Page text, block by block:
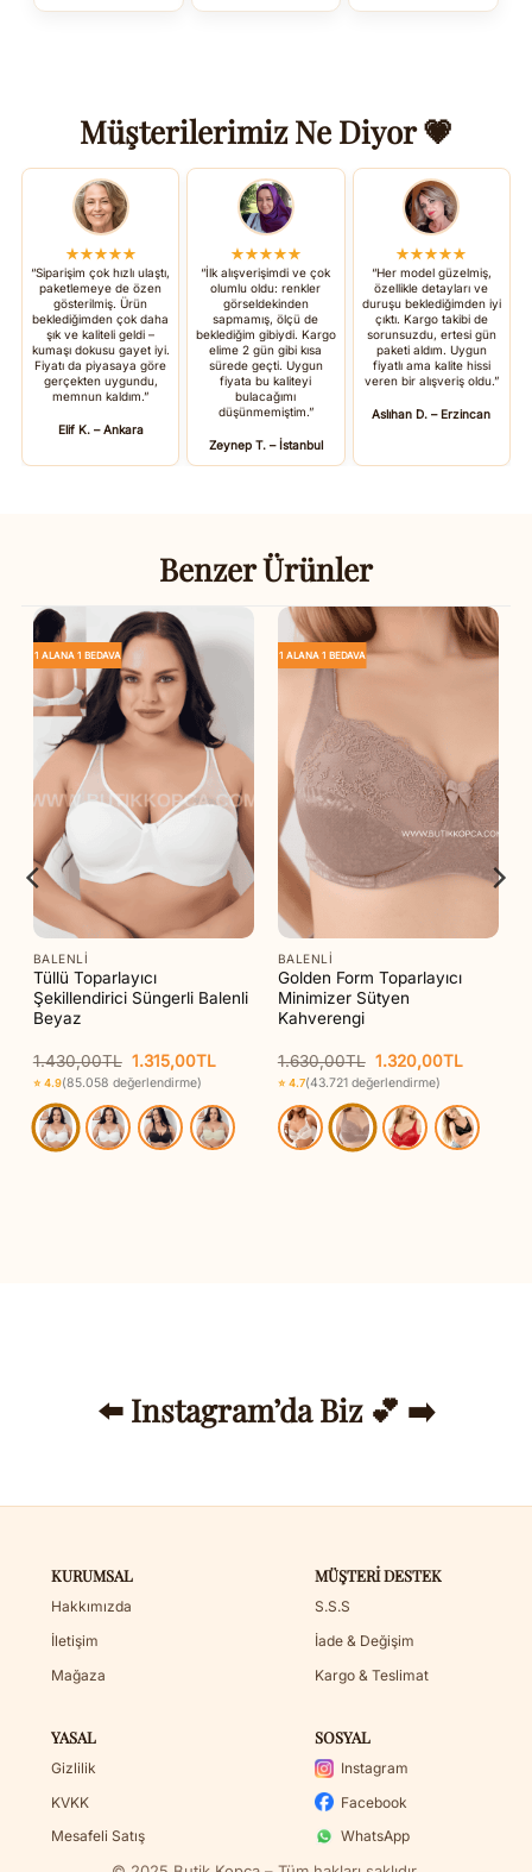
Müşterilerimiz Ne Diyor 💗
★★★★★
“Siparişim çok hızlı ulaştı,
paketlemeye de özen
gösterilmiş. Ürün
beklediğimden çok daha
şık ve kaliteli geldi –
kumaşı dokusu gayet iyi.
Fiyatı da piyasaya göre
gerçekten uygundu,
memnun kaldım.”
Elif K. – Ankara
★★★★★
“İlk alışverişimdi ve çok
olumlu oldu: renkler
görseldekinden
sapmamış, ölçü de
beklediğim gibiydi. Kargo
elime 2 gün gibi kısa
sürede geçti. Uygun
fiyata bu kaliteyi
bulacağımı
düşünmemiştim.”
Zeynep T. – İstanbul
★★★★★
“Her model güzelmiş,
özellikle detayları ve
duruşu beklediğimden iyi
çıktı. Kargo takibi de
sorunsuzdu, ertesi gün
paketi aldım. Uygun
fiyatlı ama kalite hissi
veren bir alışveriş oldu.”
Aslıhan D. – Erzincan
Benzer Ürünler
1 ALANA 1 BEDAVA
BALENLI
Tüllü Toparlayıcı
Şekillendirici Süngerli Balenli
Beyaz
1.430,00TL Orijinal
fiyat:
1.430,00TL.
1.315,00TL
1.315,00TL.
⭐ 4.9(85.058 değerlendirme)
1 ALANA 1 BEDAVA
BALENLI
Golden Form Toparlayıcı
Minimizer Sütyen
Kahverengi
1.630,00TL Orijinal
fiyat:
1.630,00TL.
1.320,00TL
⭐ 4.7(43.721 değerlendirme)
⬅️ Instagram’da Biz 💕 ➡️
KURUMSAL
Hakkımızda
İletişim
Mağaza
MÜŞTERI DESTEK
S.S.S
İade & Değişim
Kargo & Teslimat
YASAL
Gizlilik
KVKK
Mesafeli Satış
SOSYAL
Instagram
Facebook
WhatsApp